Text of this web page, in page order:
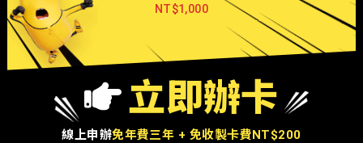
NT$1,000
立即辦卡
線上申辦免年費三年 + 免收製卡費NT$200